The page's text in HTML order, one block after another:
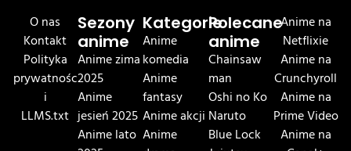
O nas
Kontakt
Polityka
prywatnośc
i
LLMS.txt
Sezony
anime
Anime zima
2025
Anime
jesień 2025
Anime lato
Kategorie
Anime
komedia
Anime
fantasy
Anime akcji
Anime
Polecane
anime
Chainsaw
man
Oshi no Ko
Naruto
Blue Lock
Anime na
Netflixie
Anime na
Crunchyroll
Anime na
Prime Video
Anime na